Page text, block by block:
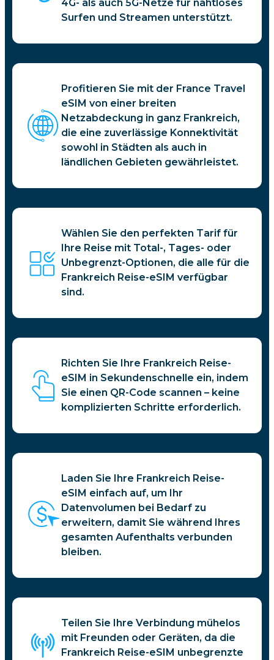
4G- als auch 5G-Netze für nahtloses
Surfen und Streamen unterstützt.
Profitieren Sie mit der France Travel
eSIM von einer breiten
Netzabdeckung in ganz Frankreich,
die eine zuverlässige Konnektivität
sowohl in Städten als auch in
ländlichen Gebieten gewährleistet.
Wählen Sie den perfekten Tarif für
Ihre Reise mit Total-, Tages- oder
Unbegrenzt-Optionen, die alle für die
Frankreich Reise-eSIM verfügbar
sind.
Richten Sie Ihre Frankreich Reise-
eSIM in Sekundenschnelle ein, indem
Sie einen QR-Code scannen – keine
komplizierten Schritte erforderlich.
Laden Sie Ihre Frankreich Reise-
eSIM einfach auf, um Ihr
Datenvolumen bei Bedarf zu
erweitern, damit Sie während Ihres
gesamten Aufenthalts verbunden
bleiben.
Teilen Sie Ihre Verbindung mühelos
mit Freunden oder Geräten, da die
Frankreich Reise-eSIM unbegrenzte